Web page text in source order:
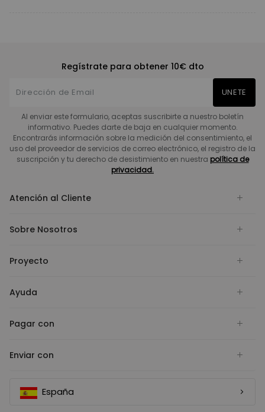
Regístrate para obtener 10€ dto
UNETE
Al enviar este formulario, aceptas suscribirte a nuestro boletín
informativo. Puedes darte de baja en cualquier momento.
Encontrarás información sobre la medición del consentimiento, el
uso del proveedor de servicios de correo electrónico, el registro de la
suscripción y tu derecho de desistimiento en nuestra política de
privacidad.
Atención al Cliente
Sobre Nosotros
Proyecto
Ayuda
Pagar con
Enviar con
España